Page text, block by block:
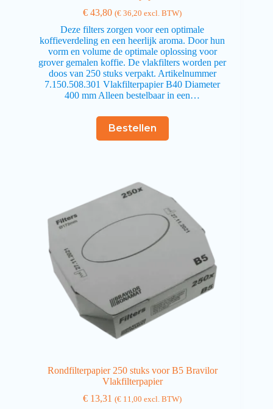
€ 43,80 (€ 36,20 excl. BTW)
Deze filters zorgen voor een optimale
koffieverdeling en een heerlijk aroma. Door hun
vorm en volume de optimale oplossing voor
grover gemalen koffie. De vlakfilters worden per
doos van 250 stuks verpakt. Artikelnummer
7.150.508.301 Vlakfilterpapier B40 Diameter
400 mm Alleen bestelbaar in een…
Bestellen
Rondfilterpapier 250 stuks voor B5 Bravilor
Vlakfilterpapier
€ 13,31 (€ 11,00 excl. BTW)